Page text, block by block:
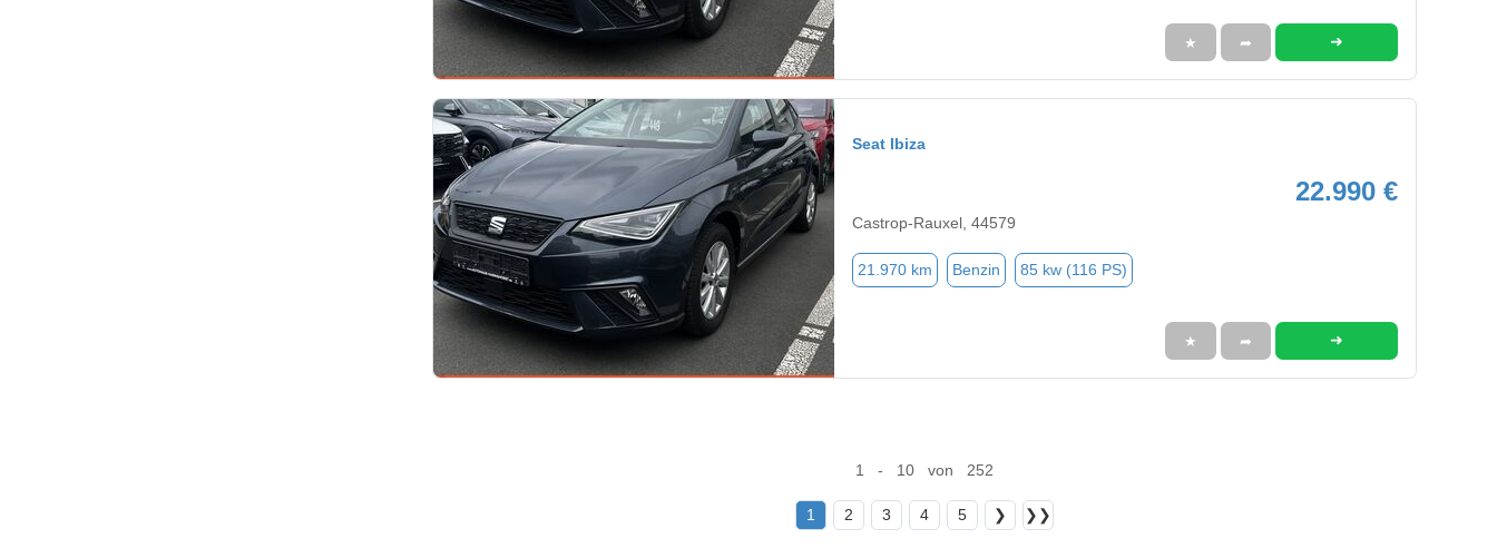
★ ➦ ➜
Seat Ibiza
22.990 €
Castrop-Rauxel, 44579
21.970 km Benzin 85 kw (116 PS)
★ ➦ ➜
1 - 10 von 252
1 2 3 4 5 ❯ ❯❯